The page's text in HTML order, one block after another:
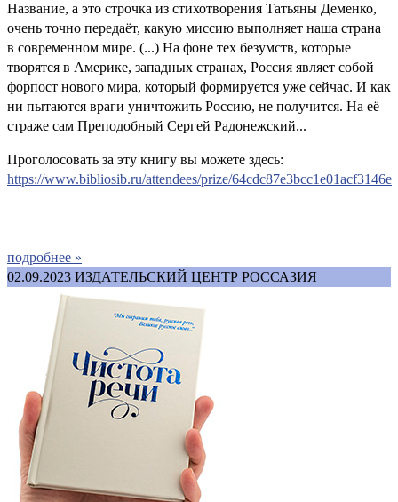
Название, а это строчка из стихотворения Татьяны Деменко,
очень точно передаёт, какую миссию выполняет наша страна
в современном мире. (...) На фоне тех безумств, которые
творятся в Америке, западных странах, Россия являет собой
форпост нового мира, который формируется уже сейчас. И как
ни пытаются враги уничтожить Россию, не получится. На её
страже сам Преподобный Сергей Радонежский...
Проголосовать за эту книгу вы можете здесь:
https://www.bibliosib.ru/attendees/prize/64cdc87e3bcc1e01acf3146e
подробнее »
02.09.2023 ИЗДАТЕЛЬСКИЙ ЦЕНТР РОССАЗИЯ